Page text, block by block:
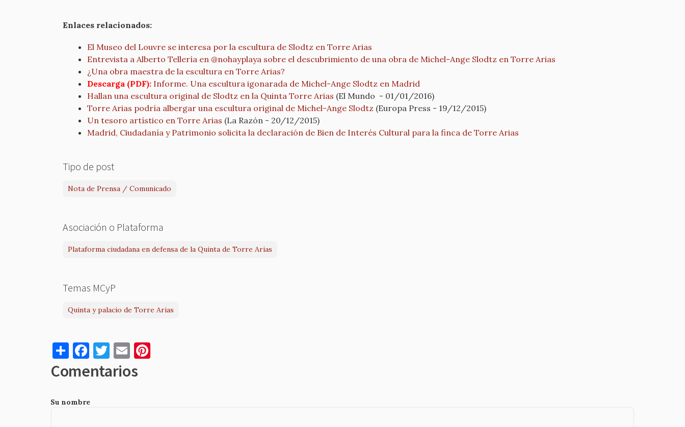
Enlaces relacionados:
El Museo del Louvre se interesa por la escultura de Slodtz en Torre Arias
Entrevista a Alberto Tellería en @nohayplaya sobre el descubrimiento de una obra de Michel-Ange Slodtz en Torre Arias
¿Una obra maestra de la escultura en Torre Arias?
Descarga (PDF): Informe. Una escultura igonarada de Michel-Ange Slodtz en Madrid
Hallan una escultura original de Slodtz en la Quinta Torre Arias (El Mundo - 01/01/2016)
Torre Arias podría albergar una escultura original de Michel-Ange Slodtz (Europa Press - 19/12/2015)
Un tesoro artístico en Torre Arias (La Razón - 20/12/2015)
Madrid, Ciudadanía y Patrimonio solicita la declaración de Bien de Interés Cultural para la finca de Torre Arias
Tipo de post
Nota de Prensa / Comunicado
Asociación o Plataforma
Plataforma ciudadana en defensa de la Quinta de Torre Arias
Temas MCyP
Quinta y palacio de Torre Arias
S
h
ar
e
F
a
c
e
T
w
it
E
m
ai
Comentarios
Su nombre